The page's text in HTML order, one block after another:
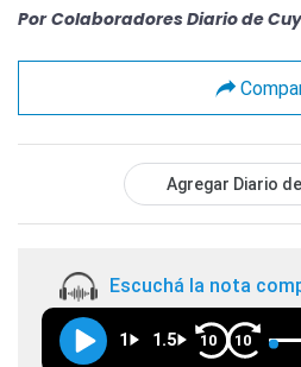
Por Colaboradores Diario de
Agregar Diario
Escuchá la nota
1 1.5 10 10